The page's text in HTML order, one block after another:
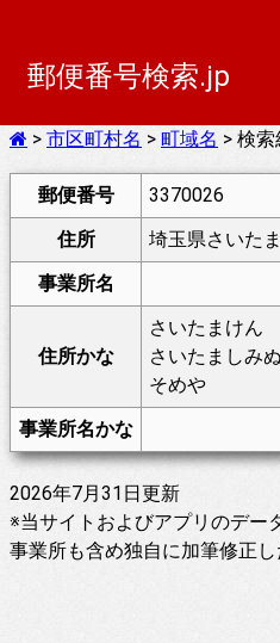
郵便番号検索.jp
> 市区町村名 > 町域名 > 検
郵便番号
3370026
住所
埼玉県さいた
事業所名
住所かな
さいたまけん
さいたましみ
そめや
事業所名かな
2026年7月31日更新
※当サイトおよびアプリのデー
事業所も含め独自に加筆修正し